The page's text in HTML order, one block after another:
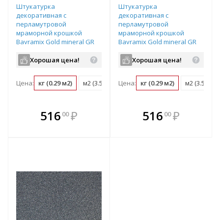
Штукатурка
декоративная с
перламутровой
мраморной крошкой
Bayramix Gold mineral GR
Хорошая цена!
Цена: кг (0.29 м2) м2 (3.5 кг) ведро (15 кг)
516 00 ₽
В комплекте
всегда выгоднее!
Штукатурка
декоративная с
перламутровой
мраморной крошкой
Bayramix Gold mineral GR
Хорошая цена!
Цена: кг (0.29 м2) м2 (3.5 кг)
В комплекте
всегда выгоднее!
516 00 ₽